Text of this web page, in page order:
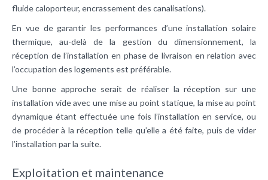
fluide caloporteur, encrassement des canalisations).
En vue de garantir les performances d’une installation solaire
thermique, au-delà de la gestion du dimensionnement, la
réception de l’installation en phase de livraison en relation avec
l’occupation des logements est préférable.
Une bonne approche serait de réaliser la réception sur une
installation vide avec une mise au point statique, la mise au point
dynamique étant effectuée une fois l’installation en service, ou
de procéder à la réception telle qu’elle a été faite, puis de vider
l’installation par la suite.
Exploitation et maintenance